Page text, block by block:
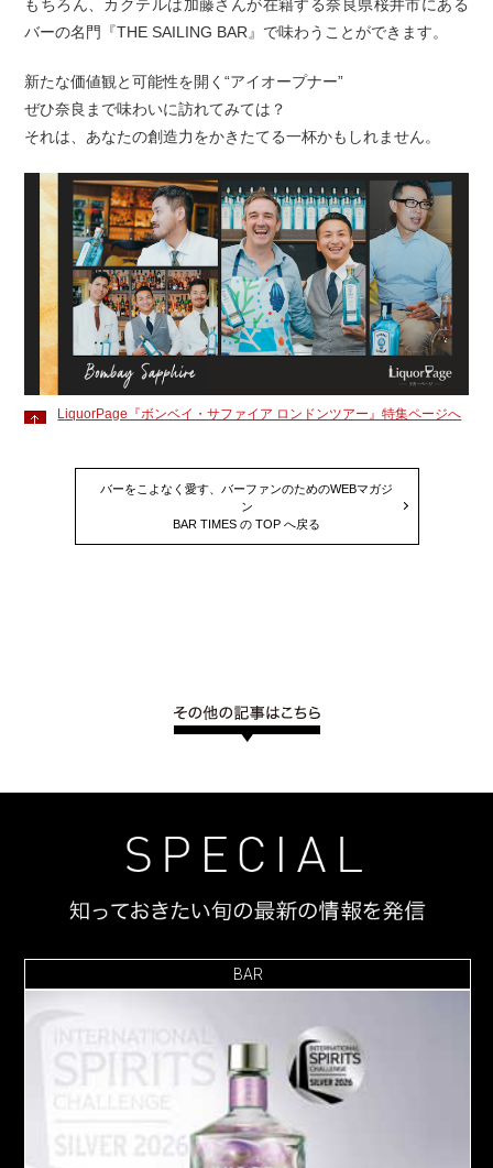
もちろん、カクテルは加藤さんが在籍する奈良県桜井市にある
バーの名門『THE SAILING BAR』で味わうことができます。
新たな価値観と可能性を開く“アイオープナー”
ぜひ奈良まで味わいに訪れてみては？
それは、あなたの創造力をかきたてる一杯かもしれません。
LiquorPage『ボンベイ・サファイア ロンドンツアー』特集ページへ
バーをこよなく愛す、バーファンのためのWEBマガジ
ン
BAR TIMES の TOP へ戻る
BAR